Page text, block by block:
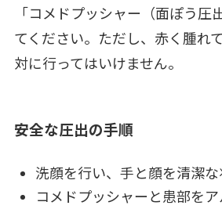
「コメドプッシャー（面ぽう圧
てください。ただし、赤く腫れ
対に行ってはいけません。
安全な圧出の手順
洗顔を行い、手と顔を清潔
コメドプッシャーと患部を